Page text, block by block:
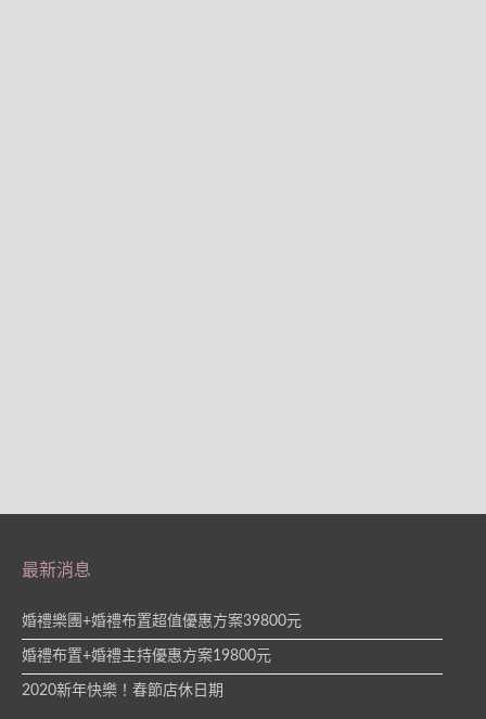
最新消息
婚禮樂團+婚禮布置超值優惠方案39800元
婚禮布置+婚禮主持優惠方案19800元
2020新年快樂！春節店休日期